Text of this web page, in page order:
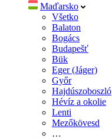
Maďarsko
Všetko
Balaton
Bogács
Budapešť
Bük
Eger (Jáger)
Győr
Hajdúszoboszló
Hévíz a okolie
Lenti
Mezőkövesd
…